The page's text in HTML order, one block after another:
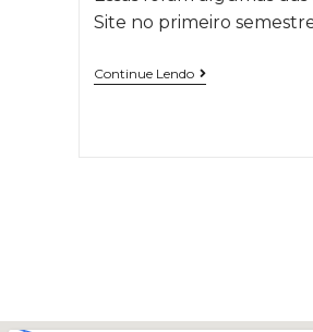
Site no primeiro
Continue Lendo